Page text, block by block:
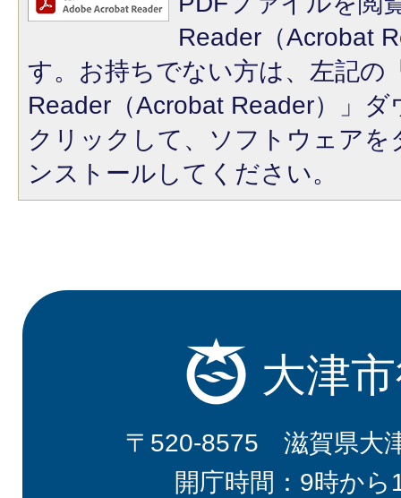
Reader（Acrobat
す。お持ちでない方は、左記の
Reader（Acrobat Reader）」
クリックして、ソフトウェア
ンストールしてください。
大津
〒520-8575 滋賀県大
開庁時間：9時から